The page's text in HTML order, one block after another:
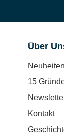
Über
Neuheiten
15
Kontakt